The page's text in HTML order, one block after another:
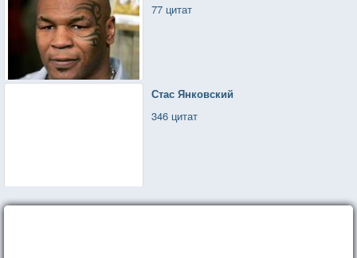
77 цитат
Стас Янковский
346 цитат